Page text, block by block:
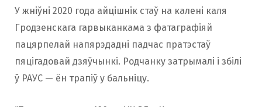
У жніўні 2020 года айцішнік стаў на калені каля
Гродзенскага гарвыканкама з фатаграфіяй
пацярпелай напярэдадні падчас пратэстаў
пяцігадовай дзяўчынкі. Родчанку затрымалі і збілі
ў РАУС — ён трапіў у бальніцу.